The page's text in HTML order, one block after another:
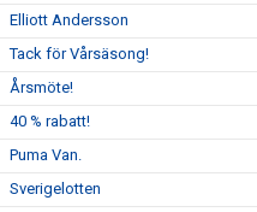
Elliott Andersson
Tack för Vårsäsong!
Årsmöte!
40 % rabatt!
Puma Van.
Sverigelotten